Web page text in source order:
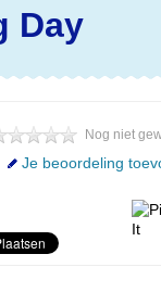
Day
Nog niet
Je beoordeling